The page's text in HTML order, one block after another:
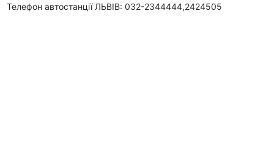
Телефон автостанції ЛЬВІВ: 032-2344444,2424505